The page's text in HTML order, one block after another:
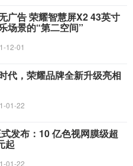
广告 荣耀智慧屏X2 43英寸
场景的“第二空间”
12-01
代，荣耀品牌全新升级亮相
01-22
发布：10 亿色视网膜级超
起
01-22